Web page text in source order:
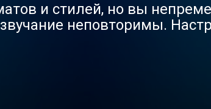
и стилей, но вы
неповторимы.